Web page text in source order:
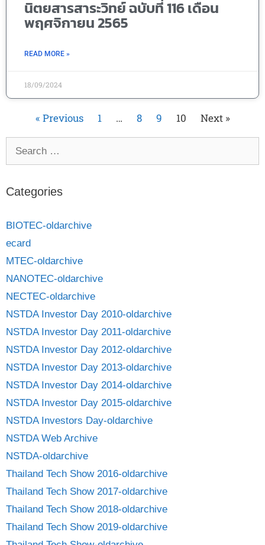
นิตยสารสาระวิทย์ ฉบับที่ 116 เดือน
พฤศจิกายน 2565
READ MORE »
18/09/2024
« Previous 1 … 8 9 10 Next »
Categories
BIOTEC-oldarchive
ecard
MTEC-oldarchive
NANOTEC-oldarchive
NECTEC-oldarchive
NSTDA Investor Day 2010-oldarchive
NSTDA Investor Day 2011-oldarchive
NSTDA Investor Day 2012-oldarchive
NSTDA Investor Day 2013-oldarchive
NSTDA Investor Day 2014-oldarchive
NSTDA Investor Day 2015-oldarchive
NSTDA Investors Day-oldarchive
NSTDA Web Archive
NSTDA-oldarchive
Thailand Tech Show 2016-oldarchive
Thailand Tech Show 2017-oldarchive
Thailand Tech Show 2018-oldarchive
Thailand Tech Show 2019-oldarchive